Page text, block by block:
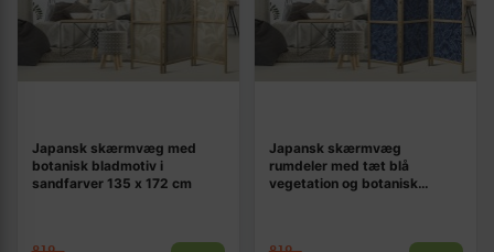
Japansk skærmvæg med
botanisk bladmotiv i
sandfarver 135 x 172 cm
Japansk skærmvæg
rumdeler med tæt blå
vegetation og botanisk